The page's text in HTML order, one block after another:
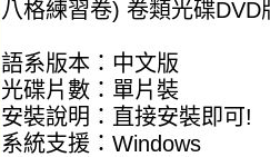
八格練習卷) 卷類光碟DVD
語系版本：中文版
光碟片數：單片裝
安裝說明：直接安裝即可!
系統支援：Windows